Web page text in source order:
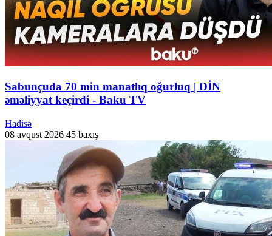
Sabunçuda 70 min manatlıq oğurluq | DİN
əməliyyat keçirdi - Baku TV
Hadisə
08 avqust 2026 45 baxış